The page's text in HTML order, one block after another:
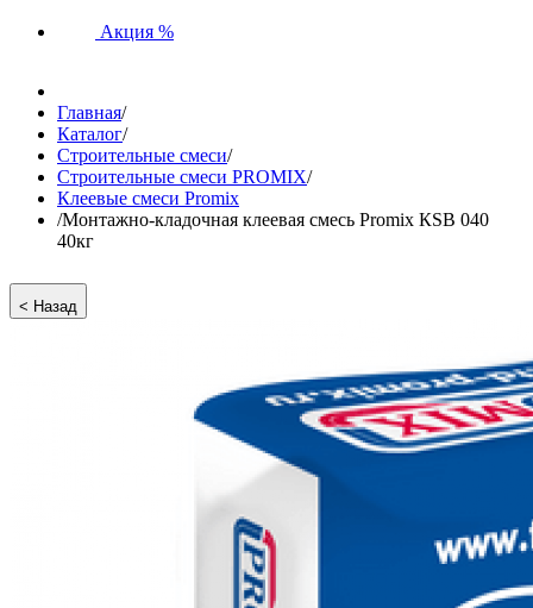
Акция %
Главная/
Каталог/
Строительные смеси/
Строительные смеси PROMIX/
Клеевые смеси Promix
/Монтажно-кладочная клеевая смесь Promix КSB 040
40кг